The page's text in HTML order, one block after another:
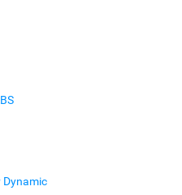
Dynamic